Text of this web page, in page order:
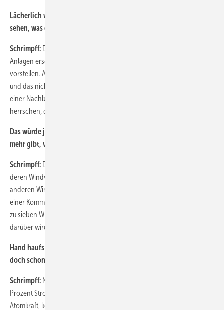
Lächerlich wenig? Sie wollen das Vierfache
sehen, was die bayerische Staatsregieru
Schrimpff: Die Zahl 6.000 erschrickt natürlich. Auch 1.500 neue
Anlagen erschrecken durch die bloße Zahl. Beides kann sich keiner
vorstellen. Aber wenn jede Gemeinde zwei bis drei Windturbinen baut
und das nicht unbedingt auf eigener Gemarkung sondern etwa in
einer Nachbargemeinde, wo auch die besten Windverhältnisse
herrschen, dann findet das die Bevölkerung verträglich.
Das würde ja doch bedeuten, dass es keine Kommune in Bayern
mehr gibt, von der aus keine Windenergieanlage zu sehen ist …
Schrimpff: Das muss nicht einmal sein. Es wird Kommunen geben,
deren Windverhältnisse nicht ausreichend sind. Die arbeiten dann mit
anderen Windkommunen zusammen. Es werden in einem Windpark in
einer Kommune vier, fünf oder sechs Windenergieanlagen stehen. Bis
zu sieben Windenergieanlagen pro Windpark sind vertretbar, alles
darüber wird problematisch.
Hand haufs Herz: Angesichts der jetzigen Ausgangslage wären Sie
doch schon mit einer Anlage pro Kommune zufrieden?
Schrimpff: Nein, nein, wir wollen die Energiewende. Wir wollen 100
Prozent Strom aus erneuerbaren Energien, wir wollen keine
Atomkraft, keine Kohlekraft. Und dazu brauchen wir mehr als eine